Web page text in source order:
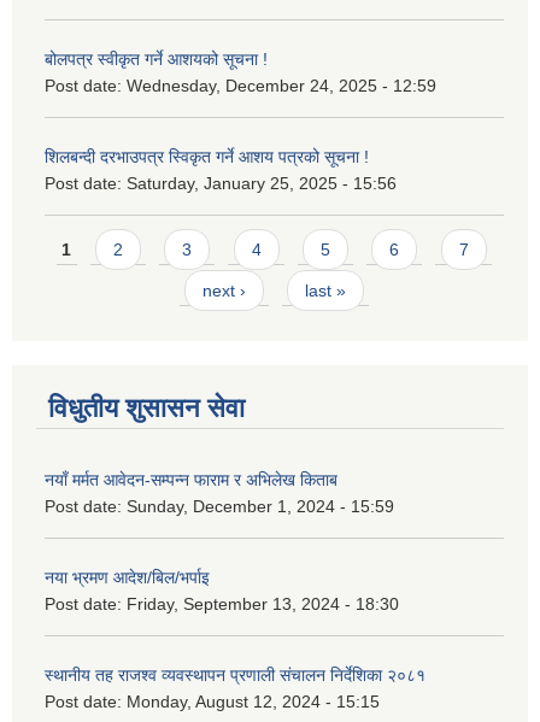
बोलपत्र स्वीकृत गर्ने आशयको सूचना !
Post date: Wednesday, December 24, 2025 - 12:59
शिलबन्दी दरभाउपत्र स्विकृत गर्ने आशय पत्रको सूचना !
Post date: Saturday, January 25, 2025 - 15:56
Pages
1 2 3 4 5 6 7
next › last »
विधुतीय शुसासन सेवा
नयाँ मर्मत आवेदन-सम्पन्न फाराम र अभिलेख किताब
Post date: Sunday, December 1, 2024 - 15:59
नया भ्रमण आदेश/बिल/भर्पाइ
Post date: Friday, September 13, 2024 - 18:30
स्थानीय तह राजश्व व्यवस्थापन प्रणाली संचालन निर्देशिका २०८१
Post date: Monday, August 12, 2024 - 15:15